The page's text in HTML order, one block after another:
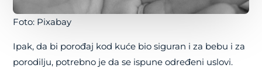
Foto: Pixabay
Ipak, da bi porođaj kod kuće bio siguran i za bebu i za
porodilju, potrebno je da se ispune određeni uslovi.